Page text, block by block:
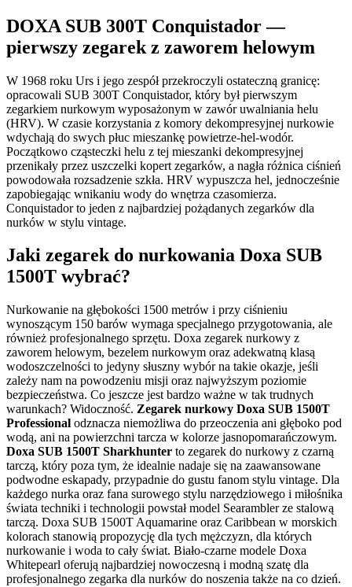
DOXA SUB 300T Conquistador —
pierwszy zegarek z zaworem helowym
W 1968 roku Urs i jego zespół przekroczyli ostateczną granicę:
opracowali SUB 300T Conquistador, który był pierwszym
zegarkiem nurkowym wyposażonym w zawór uwalniania helu
(HRV). W czasie korzystania z komory dekompresyjnej nurkowie
wdychają do swych płuc mieszankę powietrze-hel-wodór.
Początkowo cząsteczki helu z tej mieszanki dekompresyjnej
przenikały przez uszczelki kopert zegarków, a nagła różnica ciśnień
powodowała rozsadzenie szkła. HRV wypuszcza hel, jednocześnie
zapobiegając wnikaniu wody do wnętrza czasomierza.
Conquistador to jeden z najbardziej pożądanych zegarków dla
nurków w stylu vintage.
Jaki zegarek do nurkowania Doxa SUB
1500T wybrać?
Nurkowanie na głębokości 1500 metrów i przy ciśnieniu
wynoszącym 150 barów wymaga specjalnego przygotowania, ale
również profesjonalnego sprzętu. Doxa zegarek nurkowy z
zaworem helowym, bezelem nurkowym oraz adekwatną klasą
wodoszczelności to jedyny słuszny wybór na takie okazje, jeśli
zależy nam na powodzeniu misji oraz najwyższym poziomie
bezpieczeństwa. Co jeszcze jest bardzo ważne w tak trudnych
warunkach? Widoczność. Zegarek nurkowy Doxa SUB 1500T
Professional odznacza niemożliwa do przeoczenia ani głęboko pod
wodą, ani na powierzchni tarcza w kolorze jasnopomarańczowym.
Doxa SUB 1500T Sharkhunter to zegarek do nurkowy z czarną
tarczą, który poza tym, że idealnie nadaje się na zaawansowane
podwodne eskapady, przypadnie do gustu fanom stylu vintage. Dla
każdego nurka oraz fana surowego stylu narzędziowego i miłośnika
świata techniki i technologii powstał model Searambler ze stalową
tarczą. Doxa SUB 1500T Aquamarine oraz Caribbean w morskich
kolorach stanowią propozycję dla tych mężczyzn, dla których
nurkowanie i woda to cały świat. Biało-czarne modele Doxa
Whitepearl oferują najbardziej nowoczesną i modną szatę dla
profesjonalnego zegarka dla nurków do noszenia także na co dzień.